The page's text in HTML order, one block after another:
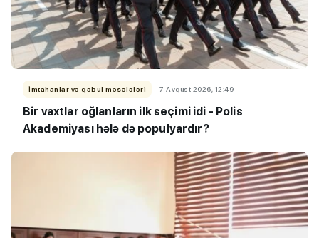
İmtahanlar və qəbul məsələləri 7 Avqust 2026, 12:49
Bir vaxtlar oğlanların ilk seçimi idi - Polis
Akademiyası hələ də populyardır?